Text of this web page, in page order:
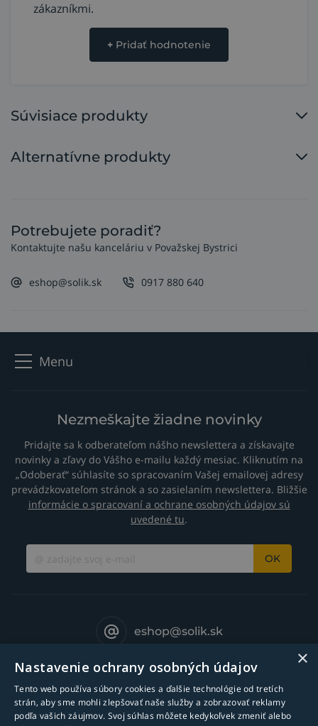
zákazníkmi.
+ Pridať hodnotenie
Súvisiace produkty
Alternatívne produkty
Potrebujete poradiť?
Kontaktujte našu kanceláriu v Považskej Bystrici
eshop@solik.sk 0917 880 640
Menu
Nezmeškajte žiadne novinky
Pridajte sa k odberateľom nášho newslettera a získavajte
novinky a zľavy do Vášho e-mailu každý mesiac. Kliknutím na
„Odoberať“ súhlasíte so spracovaním Vašej emailovej adresy
prevádzkovateľom stránok a so zasielaním newslettera. Bližšie
informácie o spracovaní a ochrane osobných údajov sú
uvedené tu.
OK
eshop@solik.sk
×
Nastavenie ochrany osobných údajov
Tento web používa súbory cookies a ďalšie technológie od tretích
strán, aby sme mohli zlepšovať naše služby a zobrazovať reklamy
podľa vašich záujmov. Svoj súhlas môžete kedykoľvek zmeniť alebo